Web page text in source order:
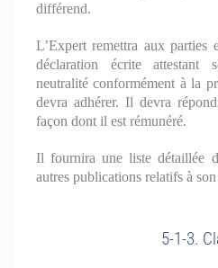
différend.
L’Expert remettra aux parties
déclaration écrite attestant
neutralité conformément à la
devra adhérer. Il devra
façon dont il est rémunéré.
Il fournira une liste détaillée
autres publications relatifs à
5-1-3.